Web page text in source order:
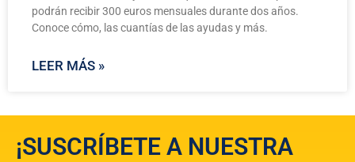
podrán recibir 300 euros mensuales durante dos años.
Conoce cómo, las cuantías de las ayudas y más.
LEER MÁS »
¡SUSCRÍBETE A NUESTRA